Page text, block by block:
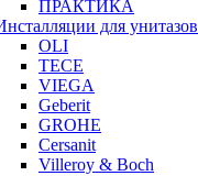
ПРАКТИКА
для унитазов
OLI
TECE
VIEGA
Geberit
GROHE
Cersanit
Villeroy & Boch